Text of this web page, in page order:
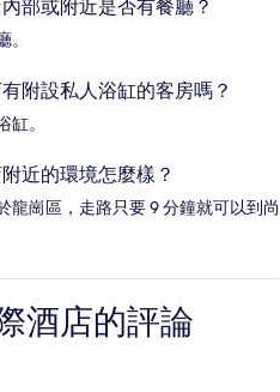
部或附近是否有餐廳？
附設私人浴缸的客房嗎？
。
近的環境怎麼樣？
龍崗區，走路只要 9 分鐘就可以到尚
酒店的評論